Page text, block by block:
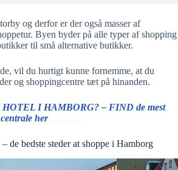
og derfor er der også masser af
Byen byder på alle typer af shopping
til små alternative butikker.
vil du hurtigt kunne fornemme, at du
og shoppingcentre tæt på hinanden.
I HAMBORG? – FIND de mest
centrale her
de bedste steder at shoppe i Hamborg